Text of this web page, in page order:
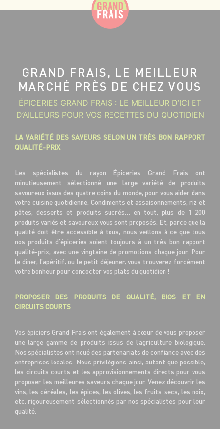
GRAND FRAIS, LE MEILLEUR
MARCHÉ PRÈS DE CHEZ VOUS
ÉPICERIES GRAND FRAIS : LE MEILLEUR D’ICI ET
D’AILLEURS POUR VOS RECETTES DU QUOTIDIEN
LA VARIÉTÉ DES SAVEURS SELON UN TRÈS BON RAPPORT
QUALITÉ-PRIX
Les spécialistes du rayon Épiceries Grand Frais ont
minutieusement sélectionné une large variété de produits
savoureux issus des quatre coins du monde, pour vous aider dans
votre cuisine quotidienne. Condiments et assaisonnements, riz et
pâtes, desserts et produits sucrés… en tout, plus de 1 200
produits variés et savoureux vous sont proposés. Et, parce que la
qualité doit être accessible à tous, nous veillons à ce que tous
nos produits d’épiceries soient toujours à un très bon rapport
qualité-prix, avec une vingtaine de promotions chaque jour. Pour
le dîner, l’apéritif, ou le petit déjeuner, vous trouverez forcément
votre bonheur pour concocter vos plats du quotidien !
PROPOSER DES PRODUITS DE QUALITÉ, BIOS ET EN
CIRCUITS COURTS
Vos épiciers Grand Frais ont également à cœur de vous proposer
une large gamme de produits issus de l’agriculture biologique.
Nos spécialistes ont noué des partenariats de confiance avec des
entreprises locales. Nous privilégions ainsi, autant que possible,
les circuits courts et les approvisionnements directs pour vous
proposer les meilleures saveurs chaque jour. Venez découvrir les
vins, les céréales, les épices, les olives, les fruits secs, les noix,
etc. rigoureusement sélectionnés par nos spécialistes pour leur
qualité.